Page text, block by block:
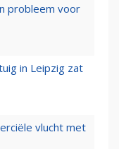
probleem voor
in Leipzig zat
vlucht met